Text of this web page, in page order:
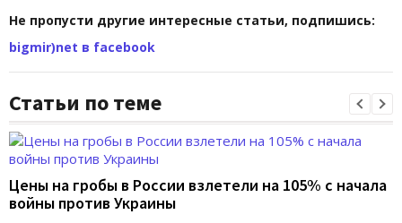
Не пропусти другие интересные статьи, подпишись:
bigmir)net в facebook
Статьи по теме
Цены на гробы в России взлетели на 105% с начала
войны против Украины